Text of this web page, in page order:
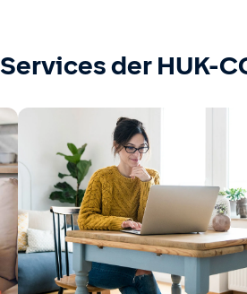
Services der HUK-